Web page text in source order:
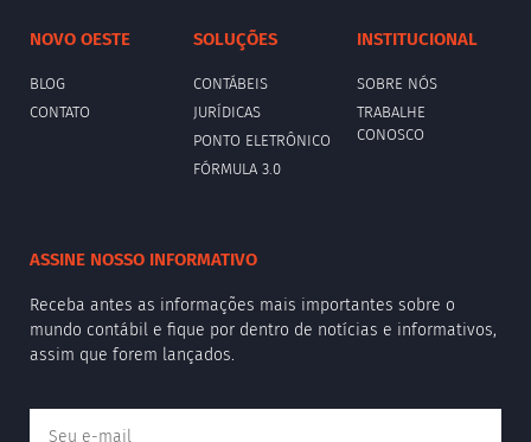
NOVO OESTE
BLOG
CONTATO
SOLUÇÕES
CONTÁBEIS
JURÍDICAS
PONTO ELETRÔNICO
FÓRMULA 3.0
INSTITUCIONAL
SOBRE NÓS
TRABALHE
CONOSCO
ASSINE NOSSO INFORMATIVO
Receba antes as informações mais importantes sobre o
mundo contábil e fique por dentro de notícias e informativos,
assim que forem lançados.